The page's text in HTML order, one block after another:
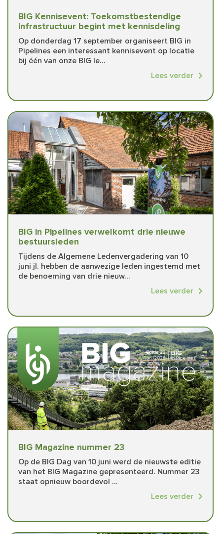
BIG Kennisevent: Toekomstbestendige
infrastructuur begint met kennisdeling
Op donderdag 17 september organiseert BIG in
Pipelines een interessant kennisevent op locatie
bij één van onze BIG le...
Lees verder
BIG in Pipelines verwelkomt drie nieuwe
bestuursleden
Tijdens de Algemene Ledenvergadering van 10
juni jl. hebben de aanwezige leden ingestemd met
de benoeming van drie nieuw...
Lees verder
BIG Magazine nummer 23
Op de BIG Dag van 10 juni werd de nieuwste editie
van het BIG Magazine gepresenteerd. Nummer 23
staat opnieuw boordevol ...
Lees verder